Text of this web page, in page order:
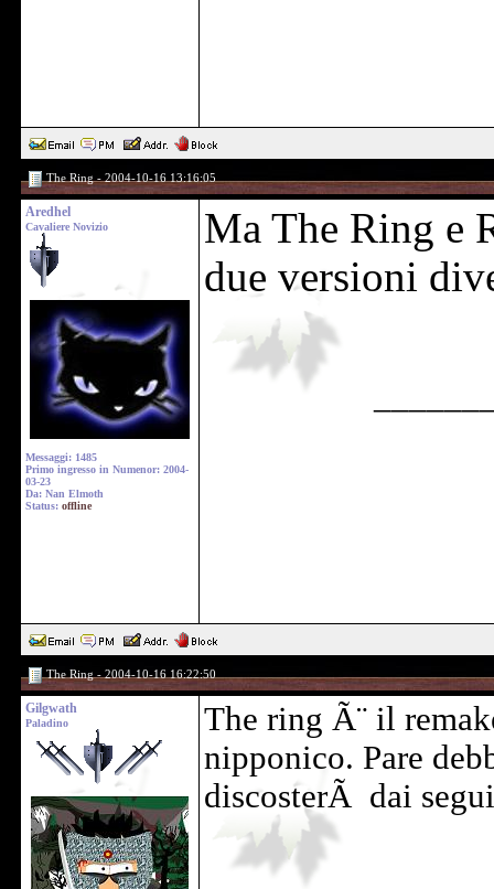
The Ring - 2004-10-16 13:16:05
Aredhel
Cavaliere Novizio
Messaggi: 1485
Primo ingresso in Numenor: 2004-
03-23
Da: Nan Elmoth
Status: offline
Ma The Ring e
due versioni
The Ring - 2004-10-16 16:22:50
Gilgwath
Paladino
The ring Ã¨ il
nipponico. Pare
discosterÃ dai